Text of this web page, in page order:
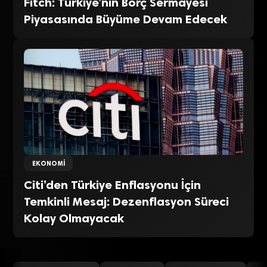
Piyasasında Büyüme Devam Edecek
EKONOMI
Citi’den Türkiye Enflasyonu İçin
Temkinli Mesaj: Dezenflasyon Süreci
Kolay Olmayacak